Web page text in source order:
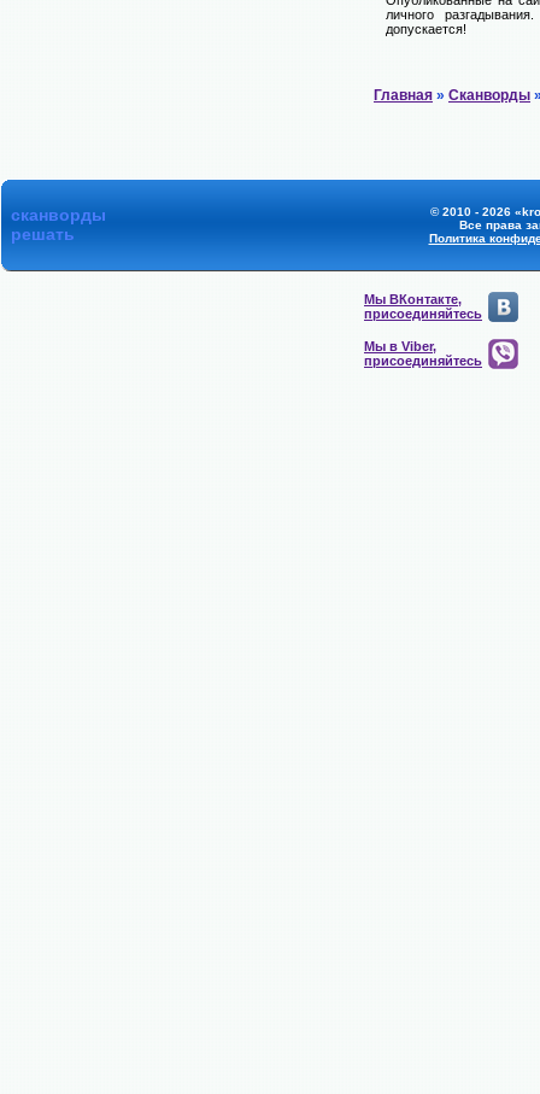
личного
допускается!
Главная » Сканворды
сканворды
решать
© 2010 - 2026
Все права
Политика
Мы ВКонтакте,
присоединяйтесь
Мы в Viber,
присоединяйтесь